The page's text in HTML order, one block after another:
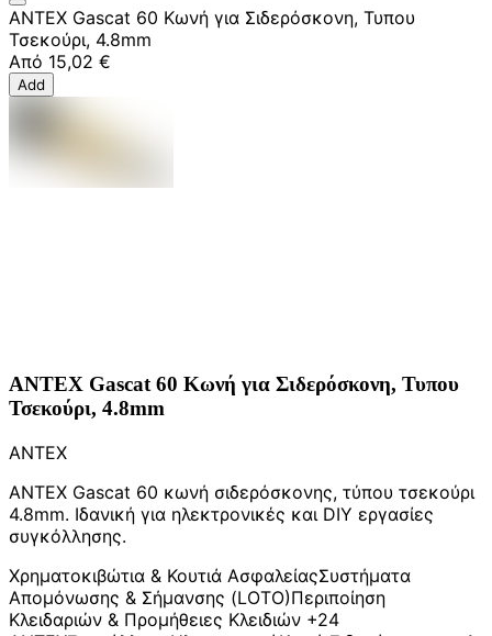
ANTEX Gascat 60 Κωνή για Σιδερόσκονη, Τυπου
Τσεκούρι, 4.8mm
Από 15,02 €
Add
ANTEX Gascat 60 Κωνή για Σιδερόσκονη, Τυπου
Τσεκούρι, 4.8mm
ANTEX
ANTEX Gascat 60 κωνή σιδερόσκονης, τύπου τσεκούρι
4.8mm. Ιδανική για ηλεκτρονικές και DIY εργασίες
συγκόλλησης.
Χρηματοκιβώτια & Κουτιά ΑσφαλείαςΣυστήματα
Απομόνωσης & Σήμανσης (LOTO)Περιποίηση
Κλειδαριών & Προμήθειες Κλειδιών +24